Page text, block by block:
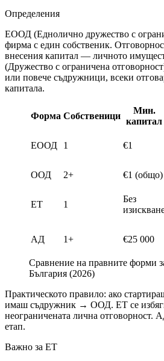
Определения
ЕООД (Еднолично дружество с
фирма с един собственик.
внесения капитал — личното
(Дружество с ограничена
или повече съдружници, всеки
капитала.
Форма Собственици
Мин.
капитал
ЕООД 1 €1
ООД
2+ €1 (общо)
ЕТ 1
Без
АД 1+ €25 000
Сравнение на правните форми
България (2026)
Практическото правило: ако
имаш съдружник → ООД. ЕТ се
неограничената лична отговорност.
етап.
Важно за ЕТ